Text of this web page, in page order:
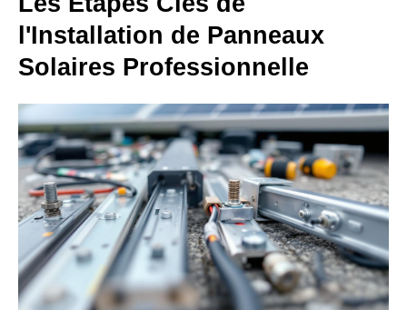
l'Installation de Panneaux
Solaires Professionnelle